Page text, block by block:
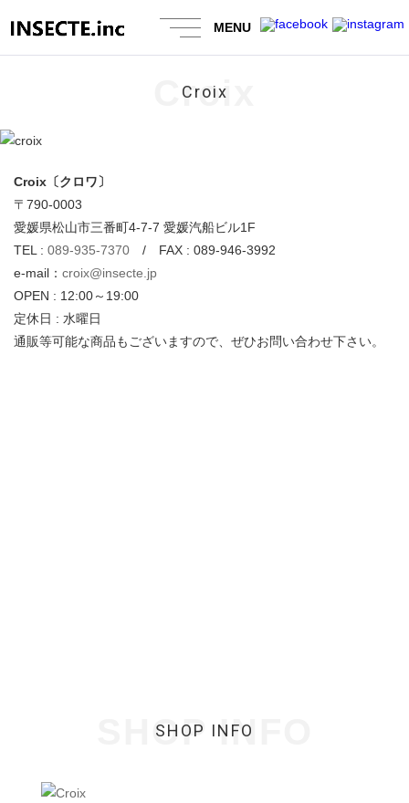
MENU
Croix
Croix
Croix〔クロワ〕
〒790-0003
愛媛県松山市三番町4-7-7 愛媛汽船ビル1F
TEL : 089-935-7370 / FAX : 089-946-3992
e-mail： croix@insecte.jp
OPEN : 12:00～19:00
定休日 : 水曜日
通販等可能な商品もございますので、ぜひお問い合わせ下さい。
SHOP INFO
SHOP INFO